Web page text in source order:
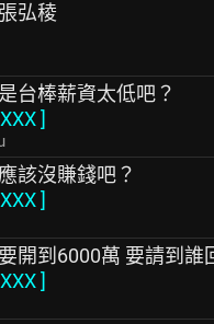
弘稜
台棒薪資太低吧？
]
該沒賺錢吧？
]
開到6000萬 要請到誰
]